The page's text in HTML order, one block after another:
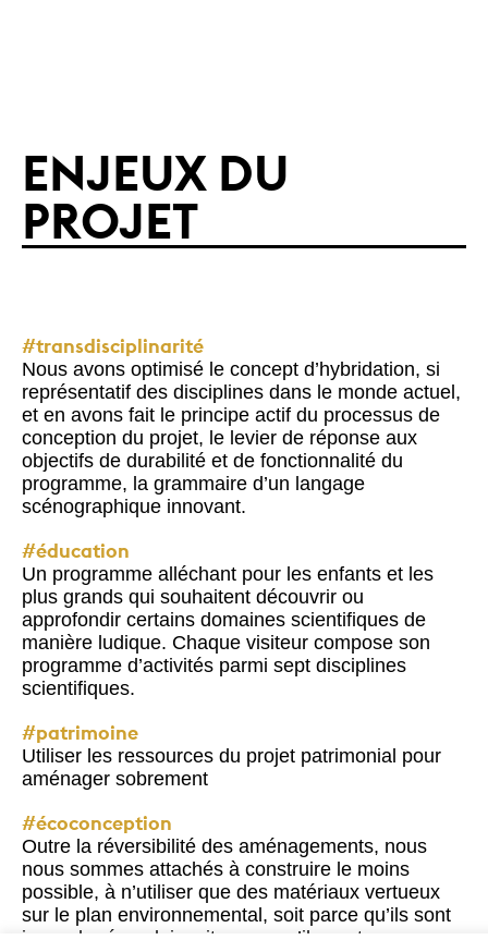
ENJEUX DU
PROJET
#transdisciplinarité
Nous avons optimisé le concept d’hybridation, si
représentatif des disciplines dans le monde actuel,
et en avons fait le principe actif du processus de
conception du projet, le levier de réponse aux
objectifs de durabilité et de fonctionnalité du
programme, la grammaire d’un langage
scénographique innovant.
#éducation
Un programme alléchant pour les enfants et les
plus grands qui souhaitent découvrir ou
approfondir certains domaines scientifiques de
manière ludique. Chaque visiteur compose son
programme d’activités parmi sept disciplines
scientifiques.
#patrimoine
Utiliser les ressources du projet patrimonial pour
aménager sobrement
#écoconception
Outre la réversibilité des aménagements, nous
nous sommes attachés à construire le moins
possible, à n’utiliser que des matériaux vertueux
sur le plan environnemental, soit parce qu’ils sont